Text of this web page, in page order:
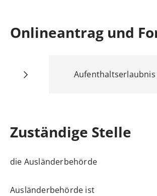
Onlineantrag und
Zuständige Stelle
die Ausländerbehörde
Ausländerbehörde ist